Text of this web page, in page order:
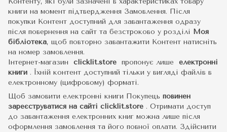
книги на момент підтвердження Замовлення. Після
покупки Контент доступний для завантаження одразу
після повернення на сайт та безстроково у розділі Моя
бібліотека, щоб повторно завантажити Контент натисніть
на номер замовлення.
Інтернет-магазин clicklit.store пропонує лише електронні
книги . Їхній контент доступний тільки у вигляді файлів в
електронному (цифровому) форматі.
Щоб замовити електронні книги Покупець повинен
зареєструватися на сайті clicklit.store . Отримати доступ
до завантаження електронних книг можна лише після
оформлення замовлення та його повної оплати. Здійснити